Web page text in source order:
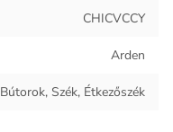
Fém
Bársony
CHICVCCY
Arden
Bútorok, Szék, Étkezőszék